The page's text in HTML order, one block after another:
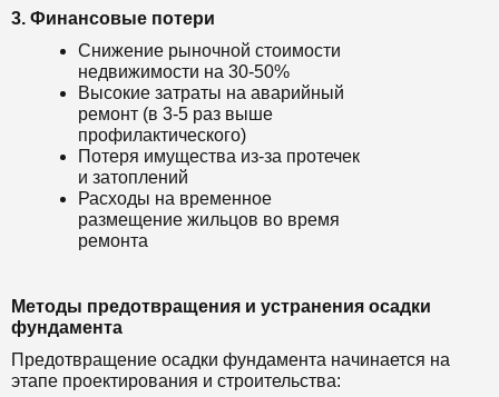
3. Финансовые потери
Снижение рыночной стоимости
недвижимости на 30-50%
Высокие затраты на аварийный
ремонт (в 3-5 раз выше
профилактического)
Потеря имущества из-за протечек
и затоплений
Расходы на временное
размещение жильцов во время
ремонта
Методы предотвращения и устранения осадки
фундамента
Предотвращение осадки фундамента начинается на
этапе проектирования и строительства: